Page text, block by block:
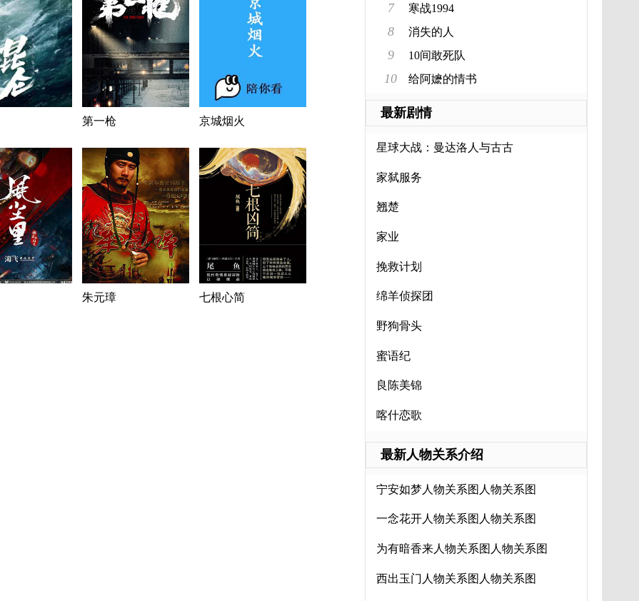
第一枪 京城烟火
朱元璋 七根心简
7 寒战1994
8 消失的人
9 10间敢死队
10 给阿嬷的情书
最新剧情
星球大战：曼达洛人与古古
家弑服务
翘楚
家业
挽救计划
绵羊侦探团
野狗骨头
蜜语纪
良陈美锦
喀什恋歌
最新人物关系介绍
宁安如梦人物关系图人物关系图
一念花开人物关系图人物关系图
为有暗香来人物关系图人物关系图
西出玉门人物关系图人物关系图